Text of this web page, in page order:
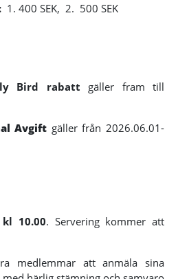
1. 400 SEK, 2. 500 SEK
Bird rabatt gäller fram till
Avgift gäller från 2026.06.01-
10.00. Servering kommer att
medlemmar att anmäla sina